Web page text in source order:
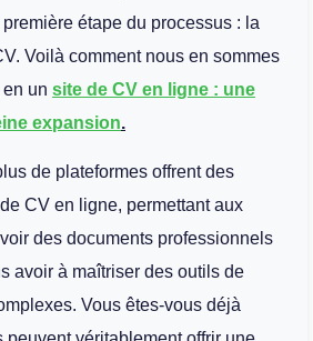
étape du processus : la
Voilà comment nous en sommes
un site de CV en ligne : une
expansion.
de plateformes offrent des
CV en ligne, permettant aux
des documents professionnels
avoir à maîtriser des outils de
Vous êtes-vous déjà